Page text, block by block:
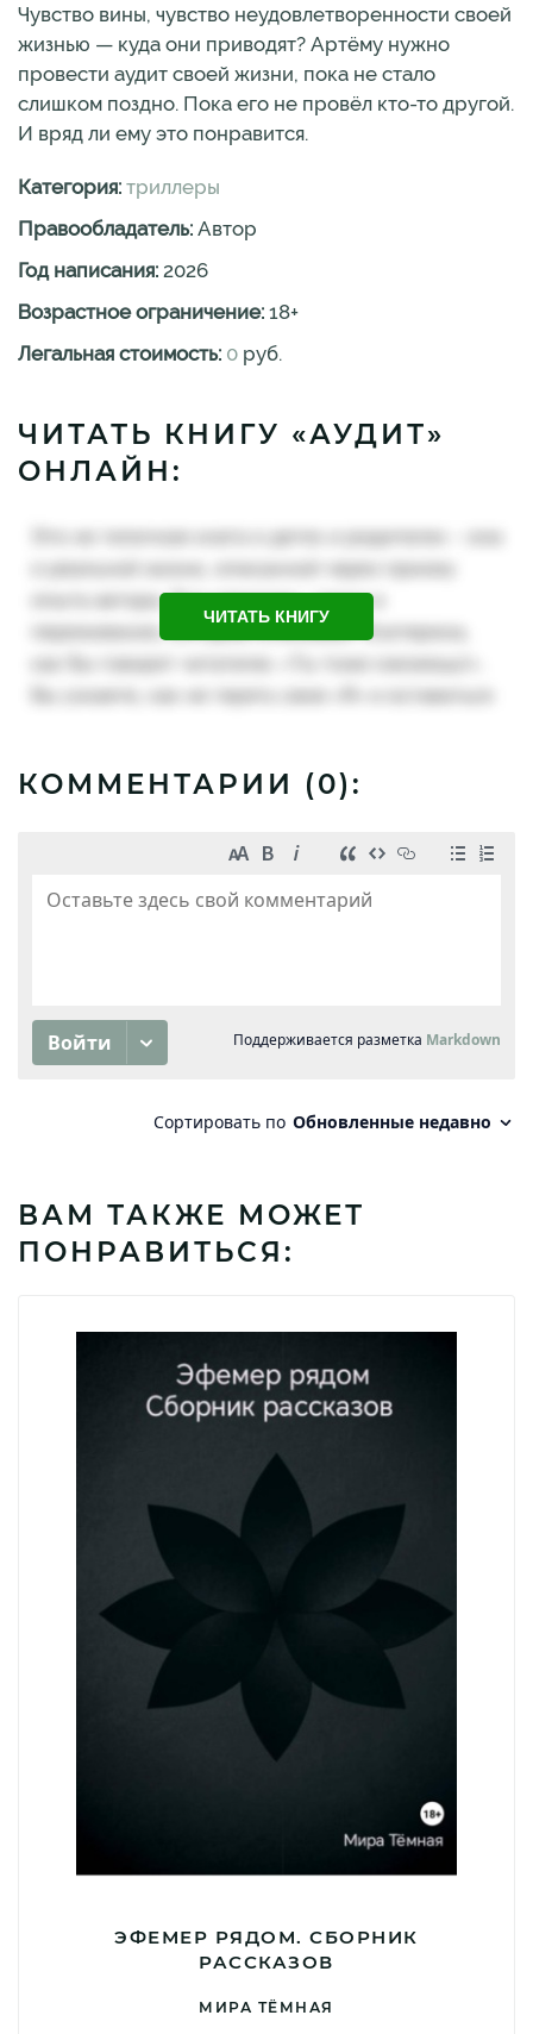
Чувство вины, чувство неудовлетворенности своей
жизнью — куда они приводят? Артёму нужно
провести аудит своей жизни, пока не стало
слишком поздно. Пока его не провёл кто-то другой.
И вряд ли ему это понравится.
Категория: триллеры
Правообладатель: Автор
Год написания: 2026
Возрастное ограничение: 18+
Легальная стоимость: 0 руб.
ЧИТАТЬ КНИГУ «АУДИТ»
ОНЛАЙН:
ЧИТАТЬ КНИГУ
КОММЕНТАРИИ (0):
ВАМ ТАКЖЕ МОЖЕТ
ПОНРАВИТЬСЯ:
ЭФЕМЕР РЯДОМ. СБОРНИК
РАССКАЗОВ
МИРА ТЁМНАЯ